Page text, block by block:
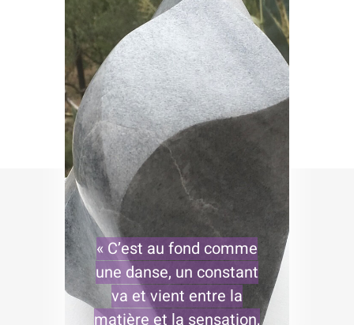
« C’est au fond comme
une danse, un constant
va et vient entre la
matière et la sensation,